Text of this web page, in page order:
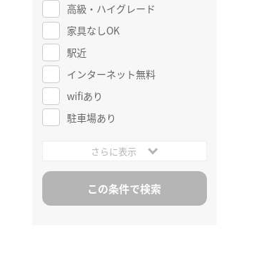
高級・ハイグレード
家具なしOK
駅近
インターネット無料
wifiあり
駐車場あり
さらに表示